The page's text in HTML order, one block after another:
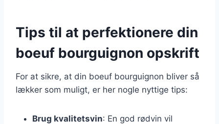
Tips til at perfektionere din
boeuf bourguignon opskrift
For at sikre, at din boeuf bourguignon bliver så
lækker som muligt, er her nogle nyttige tips:
Brug kvalitetsvin: En god rødvin vil